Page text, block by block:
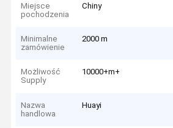
Miejsce
pochodzenia
Chiny
Minimalne
zamówienie
2000 m
Możliwość
Supply
10000+m+
Nazwa
handlowa
Huayi